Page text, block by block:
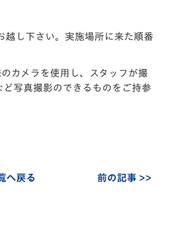
越し下さい。実施場所に来た順番
カメラを使用し、スタッフが撮
写真撮影のできるものをご持参
へ戻る 前の記事 >>